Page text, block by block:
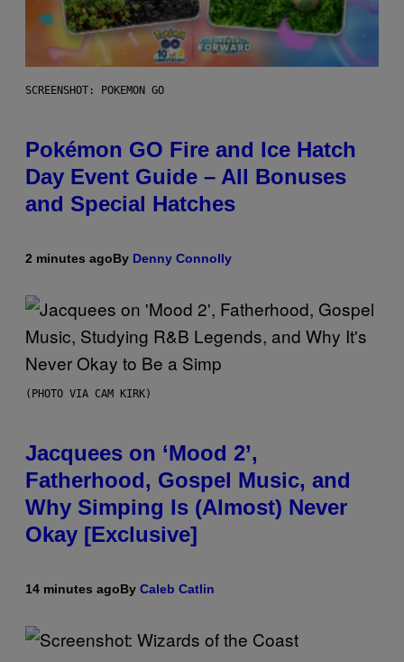
SCREENSHOT: POKEMON GO
Pokémon GO Fire and Ice Hatch
Day Event Guide – All Bonuses
and Special Hatches
2 minutes agoBy Denny Connolly
(PHOTO VIA CAM KIRK)
Jacquees on ‘Mood 2’,
Fatherhood, Gospel Music, and
Why Simping Is (Almost) Never
Okay [Exclusive]
14 minutes agoBy Caleb Catlin